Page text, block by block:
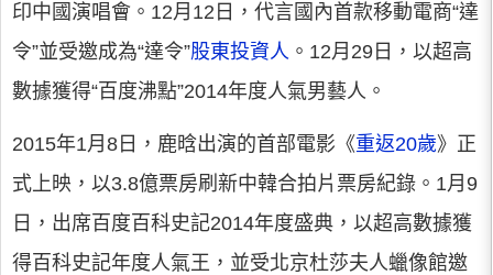
印中國演唱會。12月12日，代言國內首款移動電商“達
令”並受邀成為“達令”股東投資人 。12月29日，以超高
數據獲得“百度沸點”2014年度人氣男藝人。
2015年1月8日，鹿晗出演的首部電影《重返20歲》正
式上映，以3.8億票房刷新中韓合拍片票房紀錄。1月9
日，出席百度百科史記2014年度盛典，以超高數據獲
得百科史記年度人氣王，並受北京杜莎夫人蠟像館邀